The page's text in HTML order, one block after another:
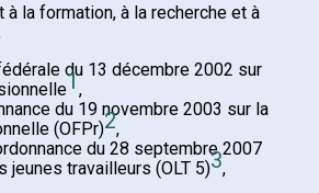
à la formation, à la recherche et à
du 13 décembre 2002 sur
1,
du 19 novembre 2003 sur la
(OFPr)2,
du 28 septembre 2007
jeunes travailleurs (OLT 5)3,